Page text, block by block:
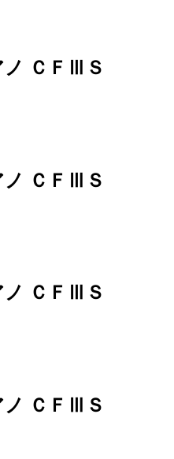
ノ ＣＦⅢＳ
ノ ＣＦⅢＳ
ノ ＣＦⅢＳ
ノ ＣＦⅢＳ